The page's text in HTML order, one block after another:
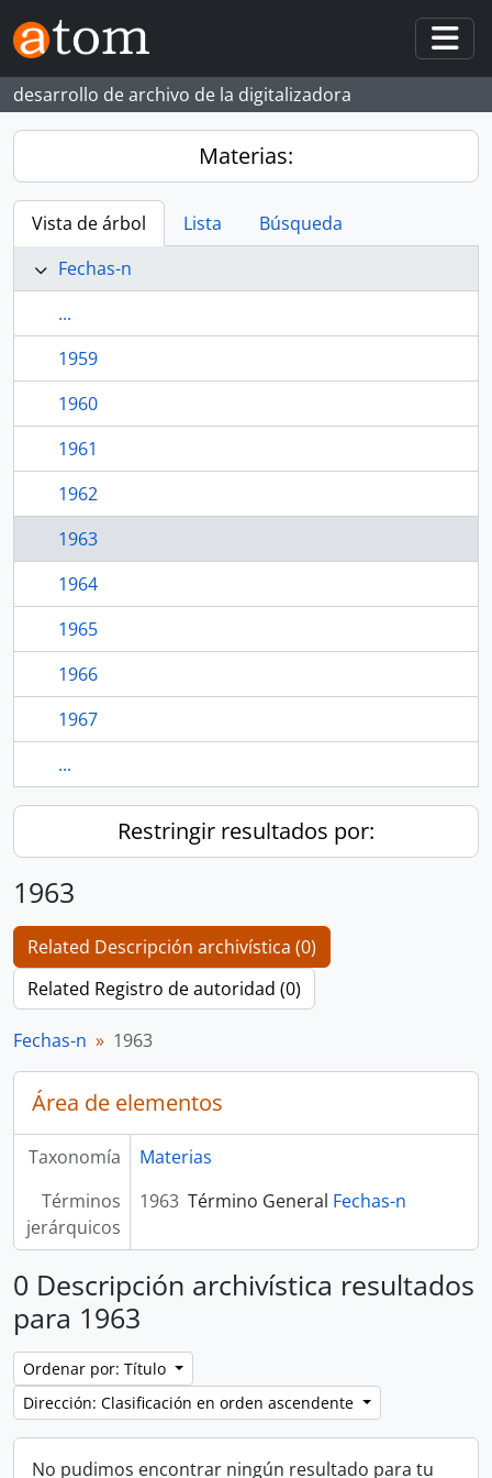
Skip to main content
desarrollo de archivo de la digitalizadora
Materias:
Vista de árbol Lista
Búsqueda
Fechas-n
...
1959
1960
1961
1962
1963
1964
1965
1966
1967
...
Restringir resultados por:
1963
Related Descripción archivística (0)
Related Registro de autoridad (0)
Fechas-n 1963
Área de elementos
Taxonomía
Materias
Términos
jerárquicos
1963 Término General Fechas-n
0 Descripción archivística resultados
para 1963
Ordenar por: Título
Dirección: Clasificación en orden ascendente
No pudimos encontrar ningún resultado para tu